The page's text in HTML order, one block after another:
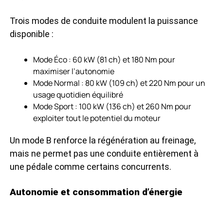
Trois modes de conduite modulent la puissance
disponible :
Mode Éco : 60 kW (81 ch) et 180 Nm pour
maximiser l’autonomie
Mode Normal : 80 kW (109 ch) et 220 Nm pour un
usage quotidien équilibré
Mode Sport : 100 kW (136 ch) et 260 Nm pour
exploiter tout le potentiel du moteur
Un mode B renforce la régénération au freinage,
mais ne permet pas une conduite entièrement à
une pédale comme certains concurrents.
Autonomie et consommation d’énergie